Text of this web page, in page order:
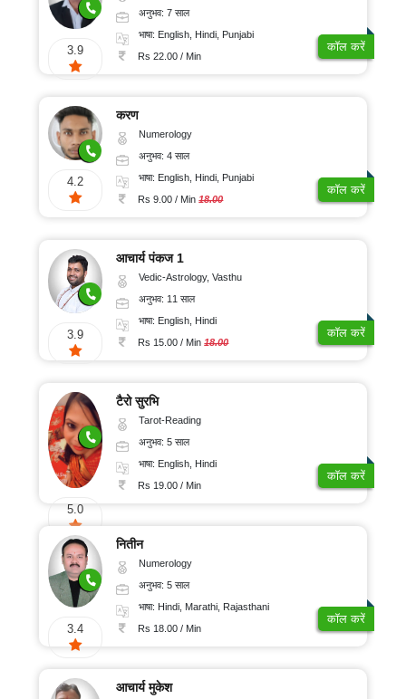
3.9
अनुभव: 7 साल
भाषा: English, Hindi, Punjabi
Rs 22.00 / Min
कॉल करें
4.2
करण
Numerology
अनुभव: 4 साल
भाषा: English, Hindi, Punjabi
Rs 9.00 / Min18.00
कॉल करें
3.9
आचार्य पंकज 1
Vedic-Astrology, Vasthu
अनुभव: 11 साल
भाषा: English, Hindi
Rs 15.00 / Min18.00
कॉल करें
5.0
टैरो सुरभि
Tarot-Reading
अनुभव: 5 साल
भाषा: English, Hindi
Rs 19.00 / Min
कॉल करें
3.4
नितीन
Numerology
अनुभव: 5 साल
भाषा: Hindi, Marathi, Rajasthani
Rs 18.00 / Min
कॉल करें
आचार्य मुकेश